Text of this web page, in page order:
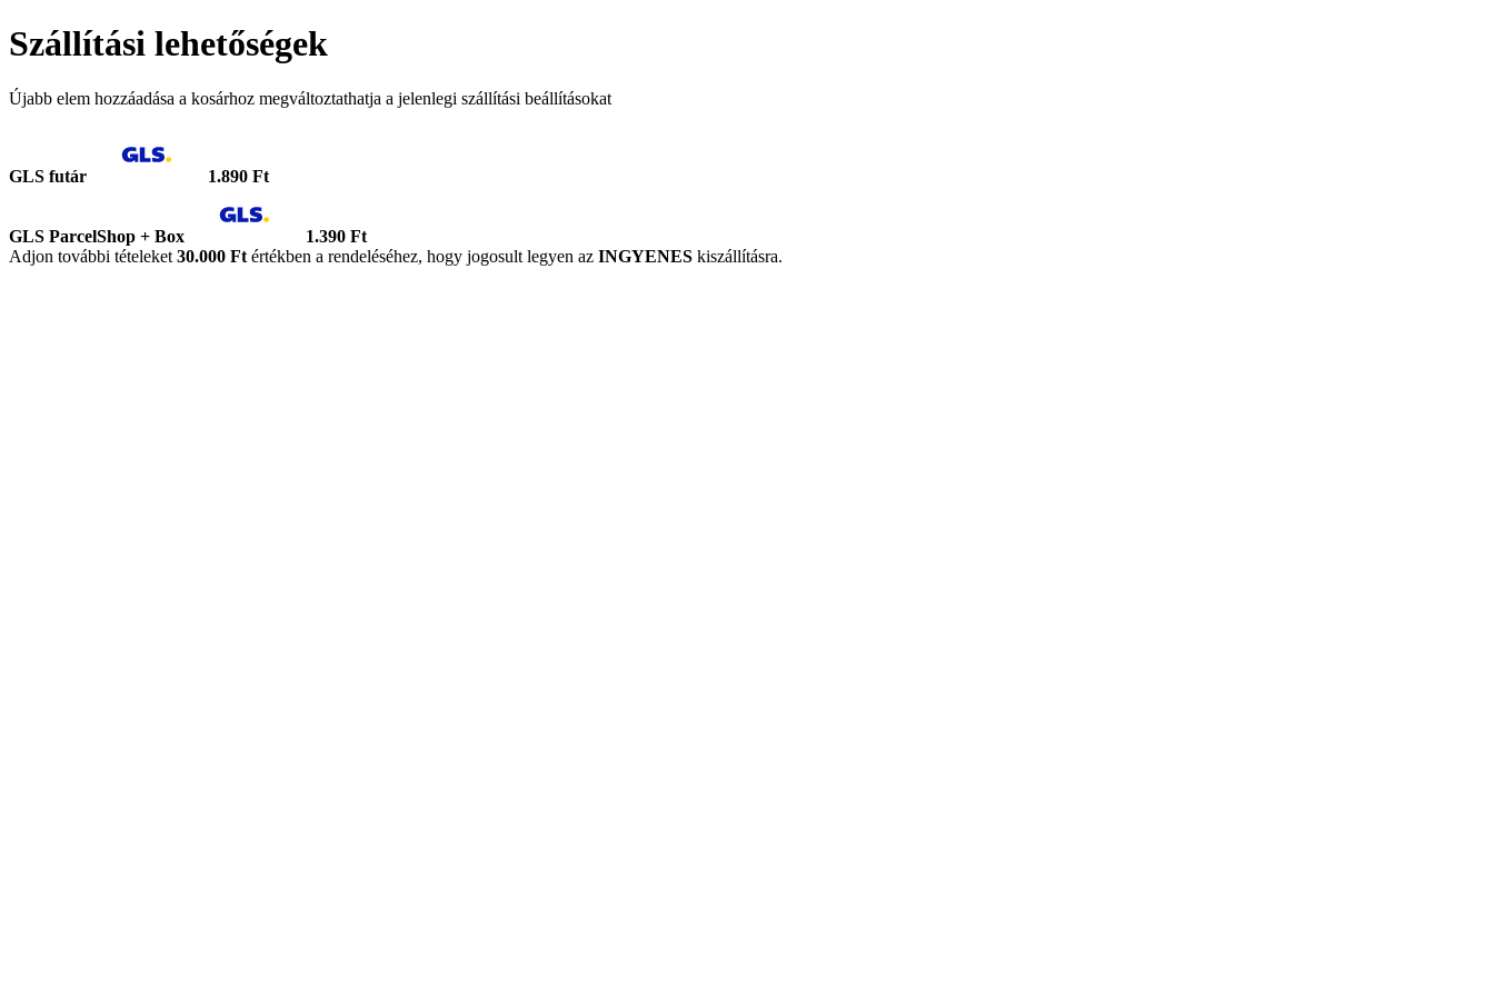
Szállítási lehetőségek
Újabb elem hozzáadása a kosárhoz megváltoztathatja a jelenlegi szállítási beállításokat
GLS futár 1.890 Ft
GLS ParcelShop + Box
1.390 Ft
Adjon további tételeket 30.000 Ft értékben a rendeléséhez, hogy jogosult legyen az INGYENES kiszállításra.